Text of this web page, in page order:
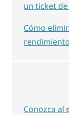
un ticket
Cómo
rendimiento
Conozca al